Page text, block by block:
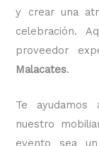
y crear una
celebración.
proveedor
Malacates.
Te ayudamos
nuestro
evento sea